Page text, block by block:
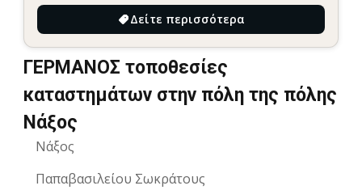
Δείτε περισσότερα
ΓΕΡΜΑΝΟΣ τοποθεσίες
καταστημάτων στην πόλη της πόλης
Νάξος
Νάξος
Παπαβασιλείου Σωκράτους